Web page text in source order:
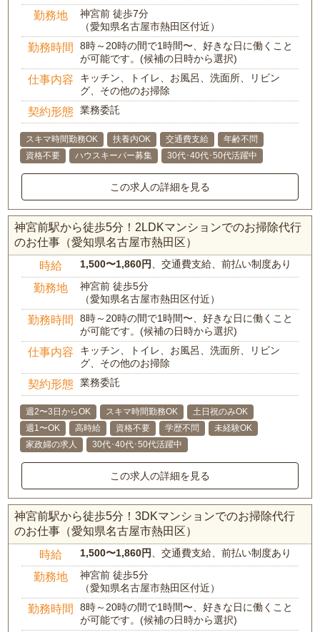
勤務地
神宮前 徒歩7分
（愛知県名古屋市熱田区付近）
勤務時間
8時～20時の間で1時間〜、好きな日に働くこと
が可能です。(候補の日時から選択)
仕事内容
キッチン、トイレ、お風呂、洗面所、リビン
グ、その他のお掃除
契約形態 業務委託
スキマ時間勤務OK 扶養内OK 交通費支給
年齢不問
資格不要
ハウスキーパー募集 30代･40代･50代活躍中
この求人の詳細を見る
神宮前駅から徒歩5分！2LDKマンションでのお掃除代行
のお仕事（愛知県名古屋市熱田区）
時給 1,500〜1,860円 、交通費支給、前払い制度あり
勤務地
神宮前 徒歩5分
（愛知県名古屋市熱田区付近）
勤務時間
8時～20時の間で1時間〜、好きな日に働くこと
が可能です。(候補の日時から選択)
仕事内容
キッチン、トイレ、お風呂、洗面所、リビン
グ、その他のお掃除
契約形態 業務委託
週2〜3日からOK スキマ時間勤務OK
土日祝のみOK
週1〜OK
高時給 資格不要 学歴不問
未経験OK
家政婦の求人
30代･40代･50代活躍中
この求人の詳細を見る
神宮前駅から徒歩5分！3DKマンションでのお掃除代行
のお仕事（愛知県名古屋市熱田区）
時給 1,500〜1,860円 、交通費支給、前払い制度あり
勤務地
神宮前 徒歩5分
（愛知県名古屋市熱田区付近）
勤務時間
8時～20時の間で1時間〜、好きな日に働くこと
が可能です。(候補の日時から選択)